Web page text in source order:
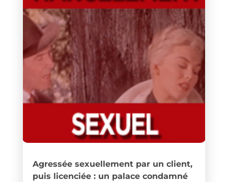
Agressée sexuellement par un client,
puis licenciée : un palace condamné